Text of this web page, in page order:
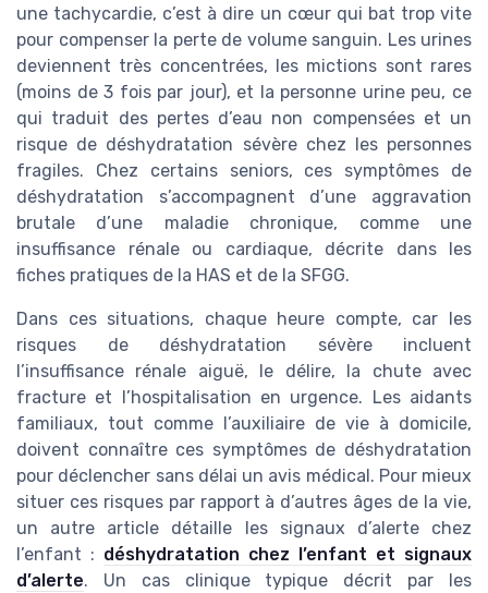
une tachycardie, c’est à dire un cœur qui bat trop vite
pour compenser la perte de volume sanguin. Les urines
deviennent très concentrées, les mictions sont rares
(moins de 3 fois par jour), et la personne urine peu, ce
qui traduit des pertes d’eau non compensées et un
risque de déshydratation sévère chez les personnes
fragiles. Chez certains seniors, ces symptômes de
déshydratation s’accompagnent d’une aggravation
brutale d’une maladie chronique, comme une
insuffisance rénale ou cardiaque, décrite dans les
fiches pratiques de la HAS et de la SFGG.
Dans ces situations, chaque heure compte, car les
risques de déshydratation sévère incluent
l’insuffisance rénale aiguë, le délire, la chute avec
fracture et l’hospitalisation en urgence. Les aidants
familiaux, tout comme l’auxiliaire de vie à domicile,
doivent connaître ces symptômes de déshydratation
pour déclencher sans délai un avis médical. Pour mieux
situer ces risques par rapport à d’autres âges de la vie,
un autre article détaille les signaux d’alerte chez
l’enfant : déshydratation chez l’enfant et signaux
d’alerte. Un cas clinique typique décrit par les